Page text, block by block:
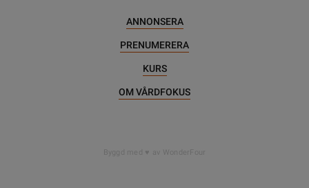
ANNONSERA
PRENUMERERA
KURS
OM VÅRDFOKUS
Byggd med av WonderFour